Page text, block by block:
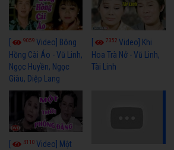
9059 Video] Bông
Hồng Cài Áo - Vũ Linh,
Ngọc Huyền, Ngọc
Giàu, Diệp Lang
7352Video] Khi
Hoa Trà Nở - Vũ Linh,
Tài Linh
4110 Video] Một